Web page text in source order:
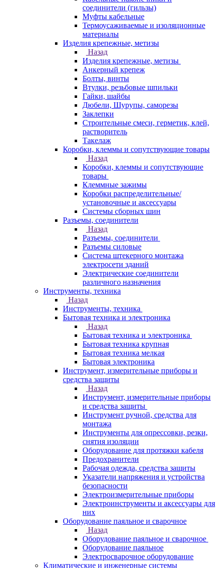
соединители (гильзы)
Муфты кабельные
Термоусаживаемые и изоляционные
материалы
Изделия крепежные, метизы
Назад
Изделия крепежные, метизы
Анкерный крепеж
Болты, винты
Втулки, резьбовые шпильки
Гайки, шайбы
Дюбели, Шурупы, саморезы
Заклепки
Строительные смеси, герметик, клей,
растворитель
Такелаж
Коробки, клеммы и сопутствующие товары
Назад
Коробки, клеммы и сопутствующие
товары
Клеммные зажимы
Коробки распределительные/
установочные и аксессуары
Системы сборных шин
Разъемы, соединители
Назад
Разъемы, соединители
Разъемы силовые
Система штекерного монтажа
электросети зданий
Электрические соединители
различного назначения
Инструменты, техника
Назад
Инструменты, техника
Бытовая техника и электроника
Назад
Бытовая техника и электроника
Бытовая техника крупная
Бытовая техника мелкая
Бытовая электроника
Инструмент, измерительные приборы и
средства защиты
Назад
Инструмент, измерительные приборы
и средства защиты
Инструмент ручной, средства для
монтажа
Инструменты для опрессовки, резки,
снятия изоляции
Оборудование для протяжки кабеля
Предохранители
Рабочая одежда, средства защиты
Указатели напряжения и устройства
безопасности
Электроизмерительные приборы
Электроинструменты и аксессуары для
них
Оборудование паяльное и сварочное
Назад
Оборудование паяльное и сварочное
Оборудование паяльное
Электросварочное оборудование
Климатические и инженерные системы